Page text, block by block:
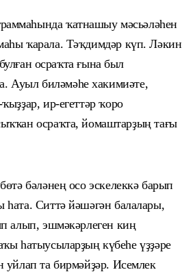
ҡатнашыу мәсьәләһен
ҡарала. Тәҡдимдәр күп. Ләкин
булған осраҡта ғына был
Ауыл биләмәһе хакимиәте,
ир-егеттәр ҡоро
осраҡта, йомаштарҙың тағы
бәләнең осо эскелеккә барып
Ситтә йәшәгән балалары,
алып, эшмәкәрлеген киң
һатыусыларҙың күбеһе үҙҙәре
уйлап та бирмәйҙәр. Исемлек